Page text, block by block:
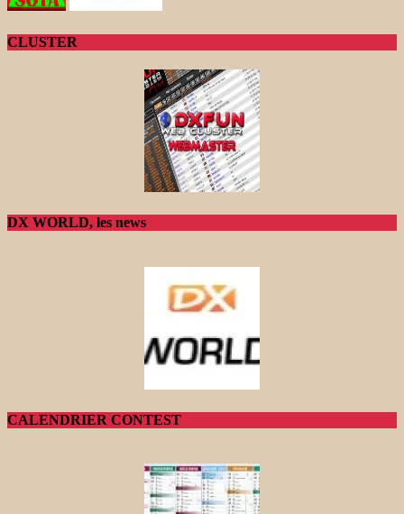
CLUSTER
DX WORLD, les news
CALENDRIER CONTEST